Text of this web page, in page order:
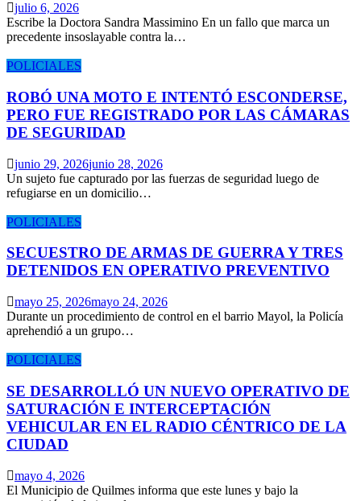
julio 6, 2026
Escribe la Doctora Sandra Massimino En un fallo que marca un
precedente insoslayable contra la…
POLICIALES
ROBÓ UNA MOTO E INTENTÓ ESCONDERSE,
PERO FUE REGISTRADO POR LAS CÁMARAS
DE SEGURIDAD
junio 29, 2026junio 28, 2026
Un sujeto fue capturado por las fuerzas de seguridad luego de
refugiarse en un domicilio…
POLICIALES
SECUESTRO DE ARMAS DE GUERRA Y TRES
DETENIDOS EN OPERATIVO PREVENTIVO
mayo 25, 2026mayo 24, 2026
Durante un procedimiento de control en el barrio Mayol, la Policía
aprehendió a un grupo…
POLICIALES
SE DESARROLLÓ UN NUEVO OPERATIVO DE
SATURACIÓN E INTERCEPTACIÓN
VEHICULAR EN EL RADIO CÉNTRICO DE LA
CIUDAD
mayo 4, 2026
El Municipio de Quilmes informa que este lunes y bajo la